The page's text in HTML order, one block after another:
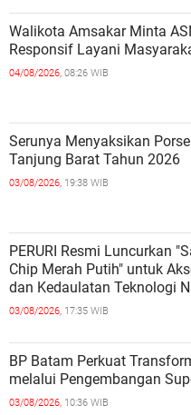
Walikota Amsakar Minta
Responsif Layani
04/08/2026, 08:26 WIB
Serunya Menyaksikan
Tanjung Barat Tahun 2026
03/08/2026, 19:38 WIB
PERURI Resmi Luncurkan
Chip Merah Putih" untuk
dan Kedaulatan Teknologi
03/08/2026, 17:35 WIB
BP Batam Perkuat
melalui Pengembangan
03/08/2026, 10:36 WIB